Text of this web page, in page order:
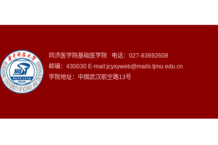
同济医学院基础医学院 电话：027-83692608
邮编：430030 E-mail:jcyxyweb@mails.tjmu.edu.cn
学院地址：中国武汉航空路13号